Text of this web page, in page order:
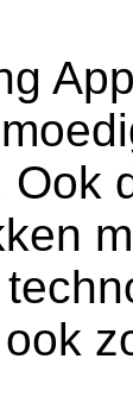
Ook